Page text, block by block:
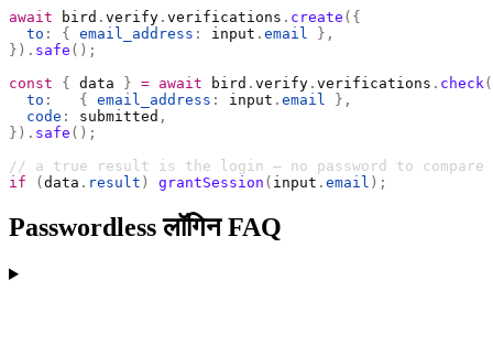
await bird . verify . verifications . create ({
  to
: { email_address : input . email },
}). safe ();
const { data } = await bird . verify . verifications . check
  to
:
   {
email_address : input . email },
  code
: submitted ,
}). safe ();
// a true result is the login — no password to compare
if ( data . result ) grantSession ( input . email );
Passwordless लॉगिन FAQ